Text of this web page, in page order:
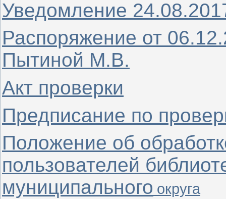
Уведомление
Распоряжение от
Пытиной М.В.
Акт проверки
Предписание по
Положение об
пользователей
муниципального округа